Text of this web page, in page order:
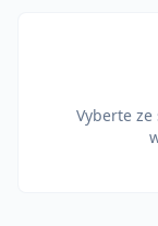
Vyberte